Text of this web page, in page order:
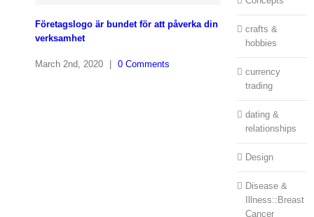
Företagslogo är bundet för att påverka din
verksamhet
March 2nd, 2020 0 Comments
crafts &
hobbies
currency
trading
dating &
relationships
Design
Disease &
Illness::Breast
Cancer